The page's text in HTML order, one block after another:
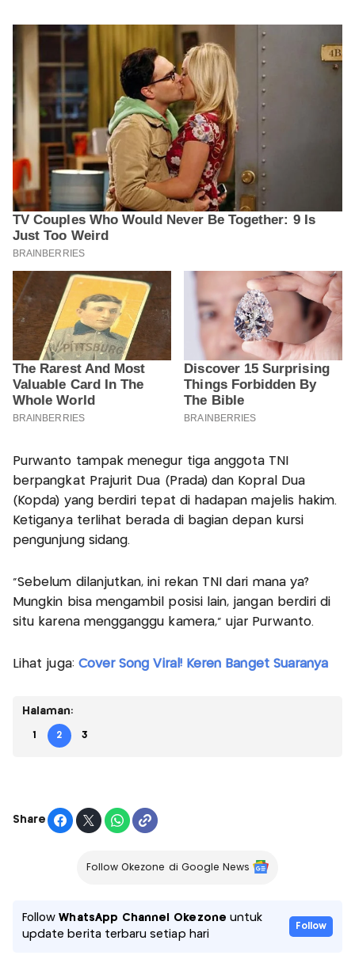
Purwanto tampak menegur tiga anggota TNI
berpangkat Prajurit Dua (Prada) dan Kopral Dua
(Kopda) yang berdiri tepat di hadapan majelis hakim.
Ketiganya terlihat berada di bagian depan kursi
pengunjung sidang.
“Sebelum dilanjutkan, ini rekan TNI dari mana ya?
Mungkin bisa mengambil posisi lain, jangan berdiri di
situ karena mengganggu kamera,” ujar Purwanto.
Lihat juga: Cover Song Viral! Keren Banget Suaranya
Halaman:
1 2 3
Share
Follow Okezone di Google News
FollowWhatsApp Channel Okezone untuk
update berita terbaru setiap hari
Follow